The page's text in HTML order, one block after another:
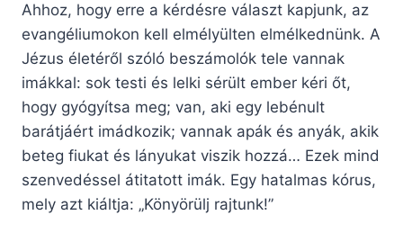
Ahhoz, hogy erre a kérdésre választ kapjunk, az
evangéliumokon kell elmélyülten elmélkednünk. A
Jézus életéről szóló beszámolók tele vannak
imákkal: sok testi és lelki sérült ember kéri őt,
hogy gyógyítsa meg; van, aki egy lebénult
barátjáért imádkozik; vannak apák és anyák, akik
beteg fiukat és lányukat viszik hozzá… Ezek mind
szenvedéssel átitatott imák. Egy hatalmas kórus,
mely azt kiáltja: „Könyörülj rajtunk!”